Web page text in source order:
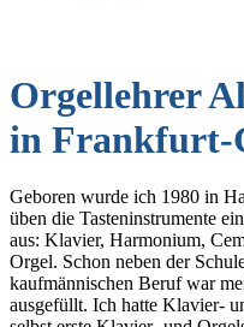
Orgellehrer
in Frankfurt-
Geboren wurde ich 1980 in
üben die Tasteninstrumente
aus: Klavier, Harmonium,
Orgel. Schon neben der
kaufmännischen Beruf war
ausgefüllt. Ich hatte Klavier-